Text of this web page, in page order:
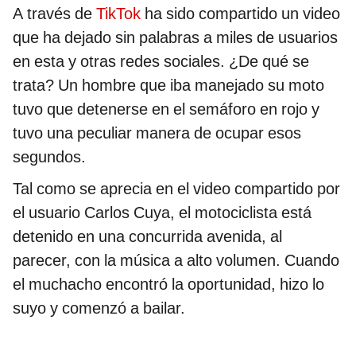
A través de TikTok ha sido compartido un video
que ha dejado sin palabras a miles de usuarios
en esta y otras redes sociales. ¿De qué se
trata? Un hombre que iba manejado su moto
tuvo que detenerse en el semáforo en rojo y
tuvo una peculiar manera de ocupar esos
segundos.
Tal como se aprecia en el video compartido por
el usuario Carlos Cuya, el motociclista está
detenido en una concurrida avenida, al
parecer, con la música a alto volumen. Cuando
el muchacho encontró la oportunidad, hizo lo
suyo y comenzó a bailar.